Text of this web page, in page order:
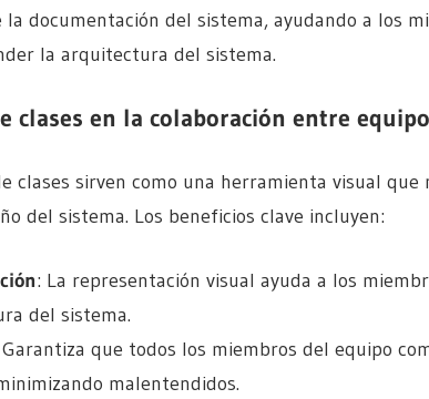
la documentación del sistema, ayudando a los
la arquitectura del sistema.
clases en la colaboración entre
clases sirven como una herramienta visual que
del sistema. Los beneficios clave incluyen:
: La representación visual ayuda a los
del sistema.
Garantiza que todos los miembros del equipo
malentendidos.